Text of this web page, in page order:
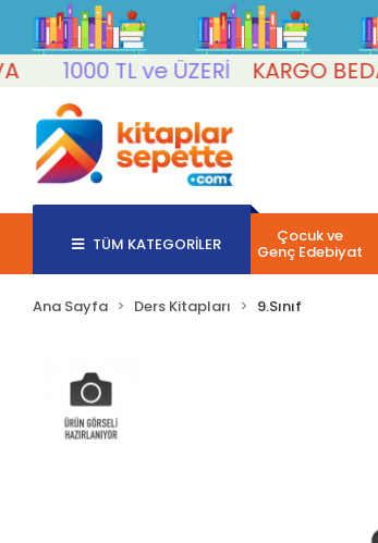
1000 TL ve ÜZERİ
KARGO BEDAVA
TÜM KATEGORİLER Çocuk ve
Genç Edebiyat
Ana Sayfa Ders Kitapları 9.Sınıf